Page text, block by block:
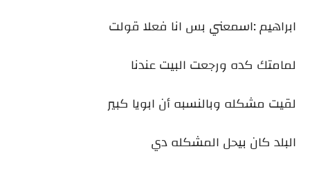
ابراهيم :اسمعني بس انا فعلا قولت
لمامتك كده ورجعت البيت عندنا
لقيت مشكله وبالنسبه أن ابويا كبير
البلد كان بيحل المشكله دي